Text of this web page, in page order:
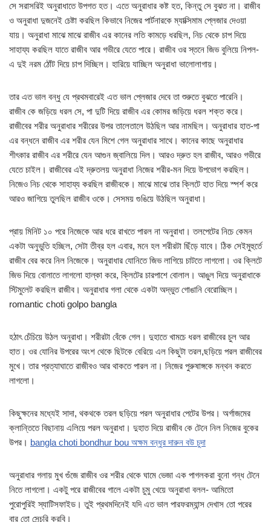
সে সরাসরিই অনুরাধাতে উপগত হত। এতে অনুরাধার কষ্ট হত, কিন্তু সে বুঝত না। রাজীব
ও অনুরাধা দুজনেই চেষ্টা করছিল কিভাবে নিজের পার্টনারকে ম্যাক্সিমাম প্লেজার দেওয়া
যায়। অনুরাধা মাঝে মাঝে রাজীব এর কানের লতি কামড়ে ধরছিল, নিচ থেকে চাপ দিয়ে
সাহায্য করছিল যাতে রাজীব আর গভীরে যেতে পারে। রাজীব ওর স্তনে জিভ বুলিয়ে নিপল-
এ দুই নরম ঠোঁট দিয়ে চাপ দিচ্ছিল। হারিয়ে যাচ্ছিল অনুরাধা ভালোলাগায়।
তার এত ভাল বন্ধু যে প্রথমবারেই এত ভাল প্লেজার দেবে তা শুরুতে বুঝতে পারেনি।
রাজীব কে জড়িয়ে ধরল সে, পা দুটি দিয়ে রাজীব এর কোমর জড়িয়ে ধরল শক্ত করে।
রাজীবের শরীর অনুরাধার শরীরের উপর তালেতালে উঠছিল আর নামছিল। অনুরাধার হাত-পা
এর বন্ধনে রাজীব এর শরীর যেন মিশে গেল অনুরাধার সাথে। কানের কাছে অনুরাধার
শীৎকার রাজীব এর শরীরে যেন আগুন জ্বালিয়ে দিল। আরও দ্রুত হল রাজীব, আরও গভীরে
যেতে চাইল। রাজীবের এই দ্রুতলয় অনুরাধা নিজের শরীর-মন দিয়ে উপভোগ করছিল।
নিজেও নিচ থেকে সাহায্য করছিল রাজীবকে। মাঝে মাঝে তার ক্লিটে হাত দিয়ে স্পর্শ করে
আরও জাগিয়ে তুলছিল রাজীব ওকে। সেসময় গুঙিয়ে উঠছিল অনুরাধা।
প্রায় মিনিট ১০ পরে নিজেকে আর ধরে রাখতে পারল না অনুরাধা। তলপেটের নিচে কেমন
একটা অনুভুতি হচ্ছিল, সেটা তীব্র হল এবার, মনে হল শরীরটা ছিঁড়ে যাবে। ঠিক সেইমুহুর্তে
রাজীব বের করে নিল নিজেকে। অনুরাধার যোনিতে জিভ লাগিয়ে চাটতে লাগলো। ওর ক্লিটে
জিভ দিয়ে বোলাতে লাগলো হাল্কা করে, ক্লিটের চারপাশে বোলাল। আঙুল দিয়ে অনুরাধাকে
স্টিমুলেট করছিল রাজীব। অনুরাধার গলা থেকে একটা অদ্ভুত গোঙানি বেরোচ্ছিল।
romantic choti golpo bangla
হঠাৎ চেঁচিয়ে উঠল অনুরাধা। শরীরটা বেঁকে গেল। দুহাতে খামচে ধরল রাজীবের চুল আর
হাত। ওর যোনির উপরের অংশ থেকে ছিটকে বেরিয়ে এল কিছুটা তরল,ছড়িয়ে পরল রাজীবের
মুখে। তার প্রত্যাঘাতে রাজীবও আর থাকতে পারল না। নিজের পুরুষাঙ্গকে মন্থন করতে
লাগলো।
কিছুক্ষনের মধ্যেই সাদা, থকথকে তরল ছড়িয়ে পরল অনুরাধার পেটের উপর। অর্গাজমের
ক্লান্তিতে বিছানায় এলিয়ে পরল অনুরাধা। দুহাত দিয়ে রাজীব কে টেনে নিল নিজের বুকের
উপর। bangla choti bondhur bou অক্ষম বন্ধুর দারুন বউ চুদা
অনুরাধার গলায় মুখ গুঁজে রাজীব ওর শরীর থেকে ঘামে ভেজা এক পাগলকরা বুনো গন্ধ টেনে
নিতে লাগলো। একটু পরে রাজীবের গালে একটা চুমু খেয়ে অনুরাধা বলল- আমিতো
পুরোপুরিই স্যাটিসফাইড। তুই প্রথমদিনেই যদি এত ভাল পারফরম্যান্স দেখাস তো পরের
বার তো সেন্চুরি করবি।